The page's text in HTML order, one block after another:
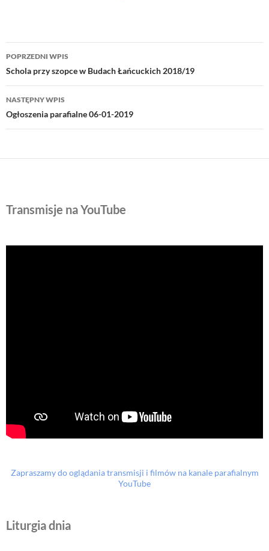
Nawigacja
wpisu
POPRZEDNI WPIS
Schola przy szopce w Budach Łańcuckich 2018/19
NASTĘPNY WPIS
Ogłoszenia parafialne 06-01-2019
Transmisje na YouTube
Zapraszamy do oglądania transmisji i filmów na kanale parafialnym
YouTube
Liturgia dnia